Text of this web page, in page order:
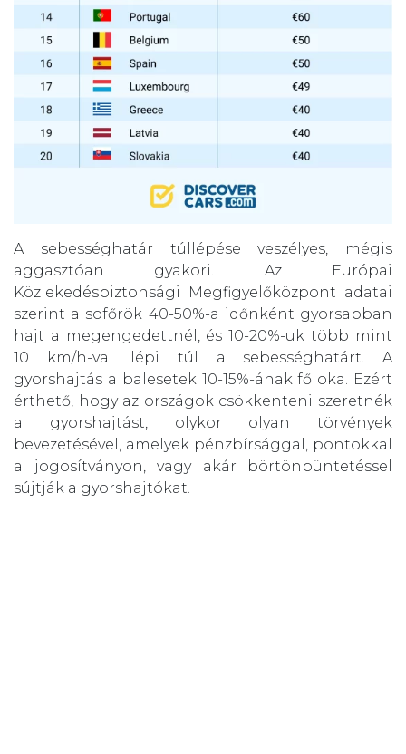
A sebességhatár túllépése veszélyes, mégis
aggasztóan gyakori. Az Európai
Közlekedésbiztonsági Megfigyelőközpont adatai
szerint a sofőrök 40-50%-a időnként gyorsabban
hajt a megengedettnél, és 10-20%-uk több mint
10 km/h-val lépi túl a sebességhatárt. A
gyorshajtás a balesetek 10-15%-ának fő oka. Ezért
érthető, hogy az országok csökkenteni szeretnék
a gyorshajtást, olykor olyan törvények
bevezetésével, amelyek pénzbírsággal, pontokkal
a jogosítványon, vagy akár börtönbüntetéssel
sújtják a gyorshajtókat.